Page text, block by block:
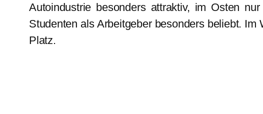
Autoindustrie besonders attraktiv, im Osten
Studenten als Arbeitgeber besonders beliebt.
Platz.